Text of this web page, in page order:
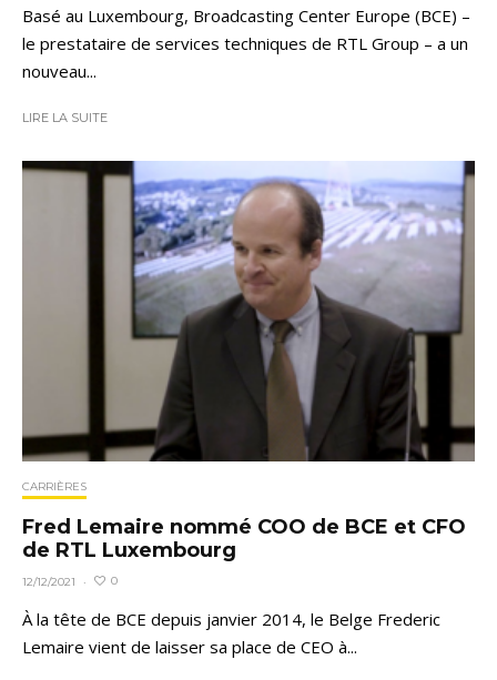
Basé au Luxembourg, Broadcasting Center Europe (BCE) –
le prestataire de services techniques de RTL Group – a un
nouveau...
LIRE LA SUITE
CARRIÈRES
Fred Lemaire nommé COO de BCE et CFO
de RTL Luxembourg
12/12/2021 · 0
À la tête de BCE depuis janvier 2014, le Belge Frederic
Lemaire vient de laisser sa place de CEO à...